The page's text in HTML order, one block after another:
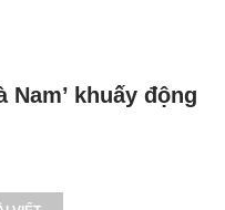
Nam’ khuấy động